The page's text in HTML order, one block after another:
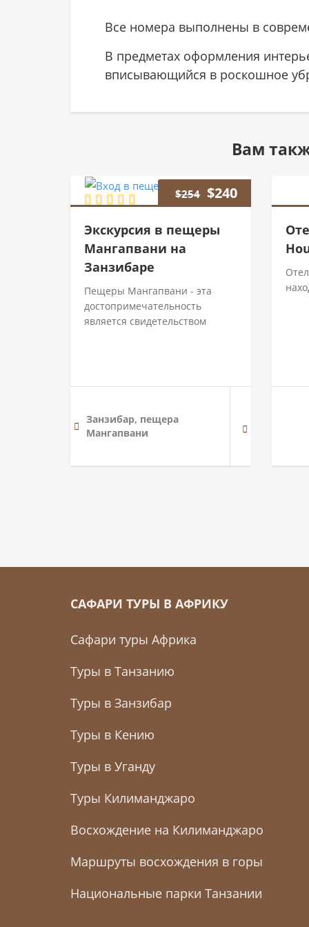
Все номера выполнены в
В предметах оформления
вписывающийся в роскошное
Вам
$254 $240
Экскурсия в пещеры
Мангапвани на
Занзибаре
Пещеры Мангапвани - эта
достопримечательность
является свидетельством
Занзибар, пещера
Мангапвани
САФАРИ ТУРЫ В АФРИКУ
Сафари туры Африка
Туры в Танзанию
Туры в Занзибар
Туры в Кению
Туры в Уганду
Туры Килиманджаро
Восхождение на Килиманджаро
Маршруты восхождения в горы
Национальные парки Танзании